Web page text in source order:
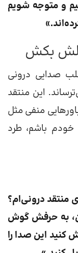
و متوجه شویم
صدایی درونی
این منتقد
منفی مثل
باشم، طرد
درونی‌ام؟
به حرفش گوش
کنید این صدا را